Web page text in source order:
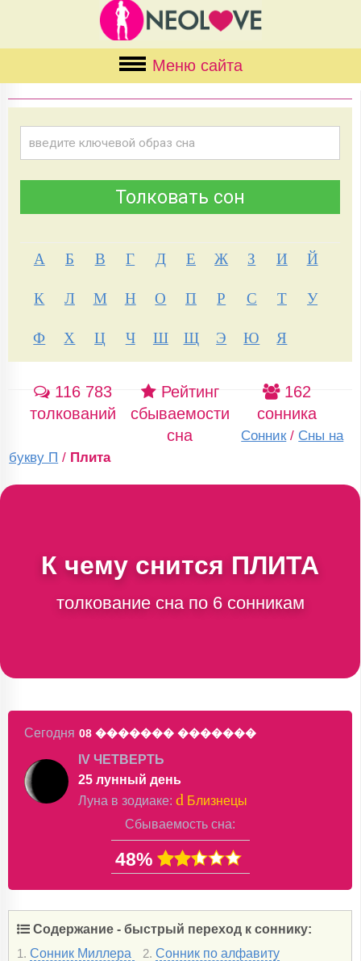
Меню сайта
А Б В Г Д Е Ж З И
Й
К
Л М Н О П Р С Т
У
Ф
Х Ц Ч Ш Щ Э Ю Я
116 783
толкований
Рейтинг
сбываемости
сна
162
сонника
Сонник / Сны на
букву П / Плита
К чему снится ПЛИТА
толкование сна по 6 сонникам
Сегодня 08 ������� �������
IV ЧЕТВЕРТЬ
25 лунный день
Луна в зодиаке: d Близнецы
Сбываемость сна:
48%
Содержание - быстрый переход к соннику:
1. Сонник Миллера 2. Сонник по алфавиту